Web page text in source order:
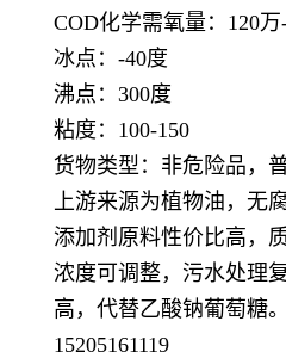
COD化学需氧量：120万
冰点：-40度
沸点：300度
粘度：100-150
货物类型：非危险品，
上游来源为植物油，无
添加剂原料性价比高，
浓度可调整，污水处理
高， 代替乙酸钠葡萄糖。
15205161119